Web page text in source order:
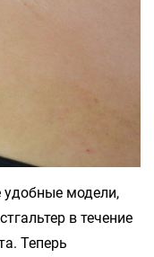
удобные модели,
в течение
Теперь